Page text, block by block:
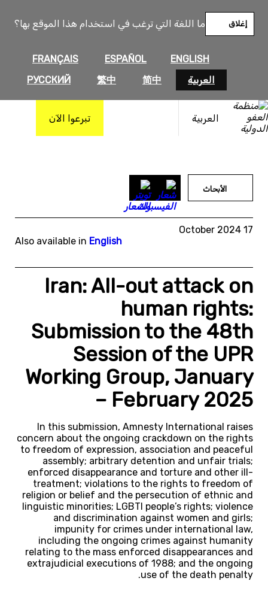
ما اللغة التي ترغب في استخدام هذا الموقع بها؟
ENGLISH
ESPAÑOL
FRANÇAIS
العربية
简中
繁中
РУССКИЙ
إغلاق
العربية تبرعوا الآن
المحتوى
الأبحاث
17 October 2024
Also available in English
Iran: All-out attack on
human rights:
Submission to the 48th
Session of the UPR
Working Group, January
– February 2025
In this submission, Amnesty International raises
concern about the ongoing crackdown on the rights
to freedom of expression, association and peaceful
assembly; arbitrary detention and unfair trials;
enforced disappearance and torture and other ill-
treatment; violations to the rights to freedom of
religion or belief and the persecution of ethnic and
linguistic minorities; LGBTI people’s rights; violence
and discrimination against women and girls;
impunity for crimes under international law,
including the ongoing crimes against humanity
relating to the mass enforced disappearances and
extrajudicial executions of 1988; and the ongoing
use of the death penalty.